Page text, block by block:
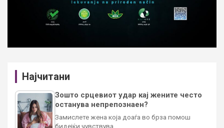
Најчитани
Зошто срцевиот удар кај жените често
останува непрепознаен?
Замислете жена која доаѓа во брза помош
бидејќи чувствува…